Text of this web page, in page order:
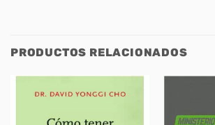
PRODUCTOS RELACIONADOS